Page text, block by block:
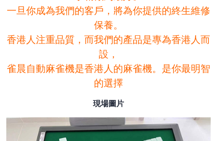
一旦你成為我們的客戶，將為你提供的終生維修
保養。
香港人注重品質，而我們的產品是專為香港人而
設，
雀晨自動麻雀機是香港人的麻雀機。是你最明智
的選擇
現場圖片